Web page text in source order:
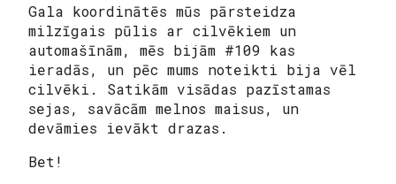
Gala koordinātēs mūs pārsteidza
milzīgais pūlis ar cilvēkiem un
automašīnām, mēs bijām #109 kas
ieradās, un pēc mums noteikti bija vēl
cilvēki. Satikām visādas pazīstamas
sejas, savācām melnos maisus, un
devāmies ievākt drazas.
Bet!